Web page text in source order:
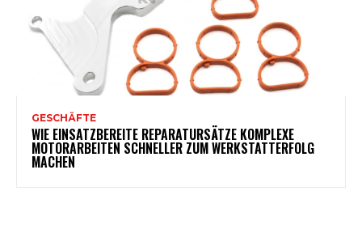
GESCHÄFTE
WIE EINSATZBEREITE REPARATURSÄTZE KOMPLEXE
MOTORARBEITEN SCHNELLER ZUM WERKSTATTERFOLG
MACHEN